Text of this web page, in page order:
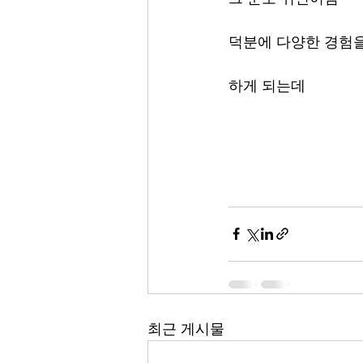
덕분에 다양한 경험
하게 되는데
최근 게시물